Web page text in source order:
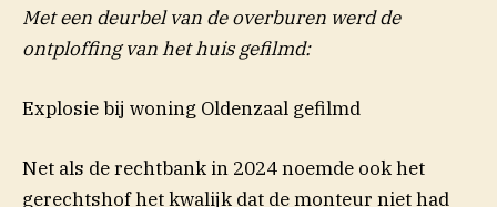
Met een deurbel van de overburen werd de
ontploffing van het huis gefilmd:
Explosie bij woning Oldenzaal gefilmd
Net als de rechtbank in 2024 noemde ook het
gerechtshof het kwalijk dat de monteur niet had